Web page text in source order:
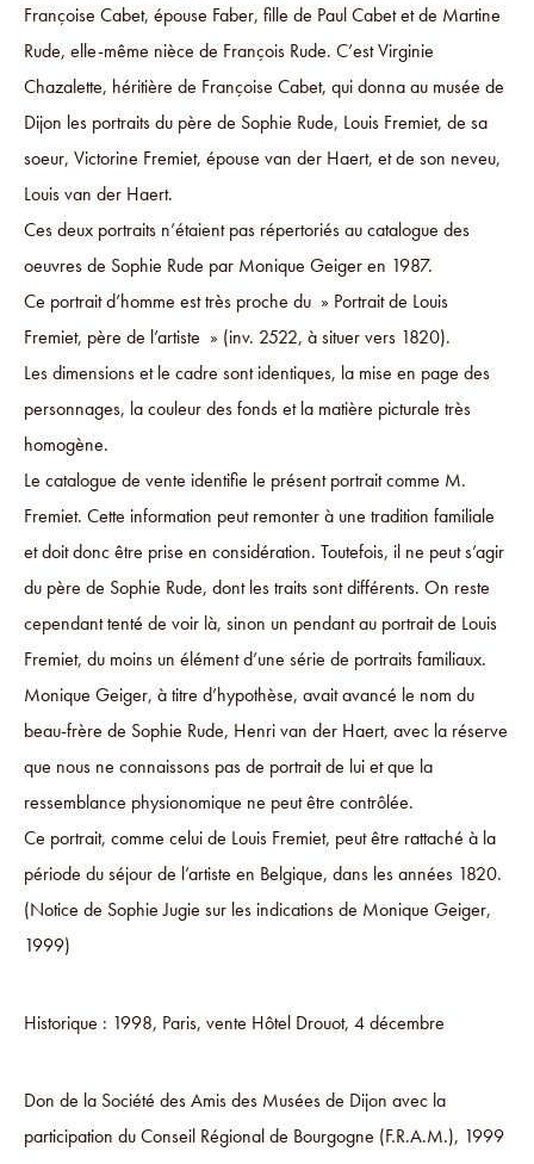
Françoise Cabet, épouse Faber, fille de Paul Cabet et de Martine
Rude, elle-même nièce de François Rude. C’est Virginie
Chazalette, héritière de Françoise Cabet, qui donna au musée de
Dijon les portraits du père de Sophie Rude, Louis Fremiet, de sa
soeur, Victorine Fremiet, épouse van der Haert, et de son neveu,
Louis van der Haert.
Ces deux portraits n’étaient pas répertoriés au catalogue des
oeuvres de Sophie Rude par Monique Geiger en 1987.
Ce portrait d’homme est très proche du » Portrait de Louis
Fremiet, père de l’artiste » (inv. 2522, à situer vers 1820).
Les dimensions et le cadre sont identiques, la mise en page des
personnages, la couleur des fonds et la matière picturale très
homogène.
Le catalogue de vente identifie le présent portrait comme M.
Fremiet. Cette information peut remonter à une tradition familiale
et doit donc être prise en considération. Toutefois, il ne peut s’agir
du père de Sophie Rude, dont les traits sont différents. On reste
cependant tenté de voir là, sinon un pendant au portrait de Louis
Fremiet, du moins un élément d’une série de portraits familiaux.
Monique Geiger, à titre d’hypothèse, avait avancé le nom du
beau-frère de Sophie Rude, Henri van der Haert, avec la réserve
que nous ne connaissons pas de portrait de lui et que la
ressemblance physionomique ne peut être contrôlée.
Ce portrait, comme celui de Louis Fremiet, peut être rattaché à la
période du séjour de l’artiste en Belgique, dans les années 1820.
(Notice de Sophie Jugie sur les indications de Monique Geiger,
1999)
Historique : 1998, Paris, vente Hôtel Drouot, 4 décembre
Don de la Société des Amis des Musées de Dijon avec la
participation du Conseil Régional de Bourgogne (F.R.A.M.), 1999